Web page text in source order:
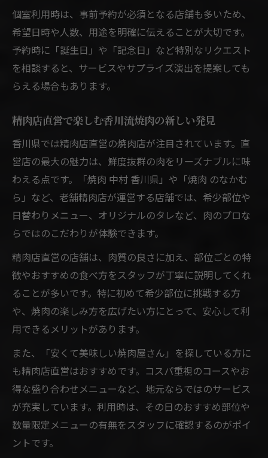
個室利用時は、事前予約が必須となる店舗も多いため、
希望日時や人数、用途を明確に伝えることが大切です。
予約時に「誕生日」や「記念日」など特別なリクエスト
を相談すると、サービスやサプライズ演出を提案しても
らえる場合もあります。
精肉店直営で楽しむ香川流焼肉の新しい発見
香川県では精肉店直営の焼肉店が注目されています。直
営店の最大の魅力は、鮮度抜群の肉をリーズナブルに味
わえる点です。「焼肉 中村 香川県」や「焼肉 のなかむ
ら」など、老舗精肉店が運営する店舗では、希少部位や
日替わりメニュー、オリジナルのタレなど、肉のプロな
らではのこだわりが体験できます。
精肉店直営の店舗は、肉質の良さに加え、部位ごとの特
徴やおすすめの食べ方をスタッフが丁寧に説明してくれ
ることが多いです。特に初めて希少部位に挑戦する方
や、焼肉の楽しみ方を広げたい方にとって、安心して利
用できるメリットがあります。
また、「安くて美味しい焼肉屋さん」を探している方に
も精肉店直営はおすすめです。コスパ重視のコースやお
得な盛り合わせメニューなど、地元ならではのサービス
が充実しています。利用時は、その日のおすすめ部位や
数量限定メニューの有無をスタッフに確認するのがポイ
ントです。